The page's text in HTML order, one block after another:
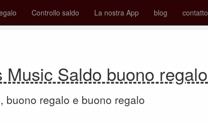
Controllo saldo La nostra App blog contatto
Music Saldo buono regalo
buono regalo e buono regalo